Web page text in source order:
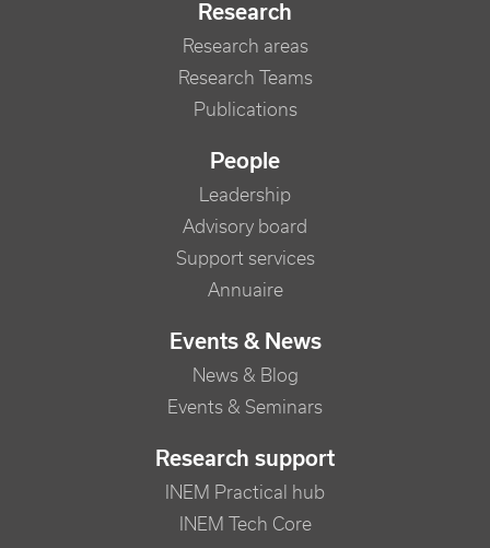
Research
Research areas
Research Teams
Publications
People
Leadership
Advisory board
Support services
Annuaire
Events & News
News & Blog
Events & Seminars
Research support
INEM Practical hub
INEM Tech Core